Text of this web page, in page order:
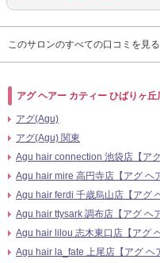
このサロンのすべての口コミを見る
アグ ヘアー カティー ひばりヶ
アグ(Agu)
アグ(Agu) 関東
Agu hair connection 池袋店【ア
Agu hair mire 高円寺店【アグ ヘ
Agu hair ferdi 千歳烏山店【アグ
Agu hair ttysark 調布店【アグ ヘ
Agu hair lilou 志木東口店【アグ
Agu hair la_fate 上尾店【アグ ヘ